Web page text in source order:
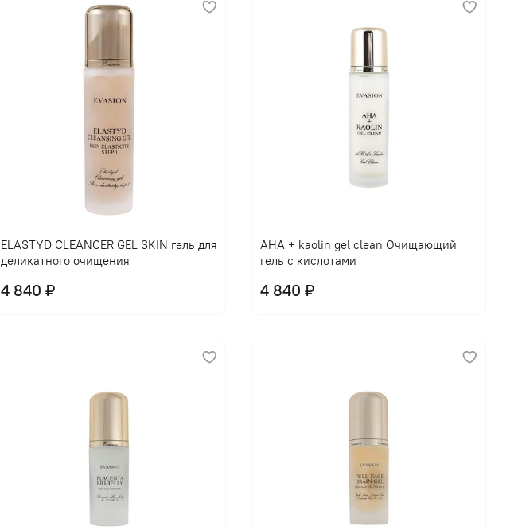
ELASTYD CLEANCER GEL SKIN гель для
деликатного очищения
4 840 ₽
AHA + kaolin gel clean Очищающий
гель с кислотами
4 840 ₽
В корзину В корзину